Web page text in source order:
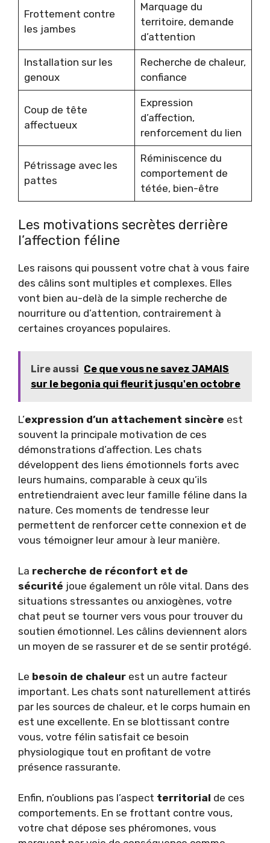
Frottement contre
les jambes
Marquage du
territoire, demande
d’attention
Installation sur les
genoux
Recherche de chaleur,
confiance
Coup de tête
affectueux
Expression
d’affection,
renforcement du lien
Pétrissage avec les
pattes
Réminiscence du
comportement de
tétée, bien-être
Les motivations secrètes derrière
l’affection féline
Les raisons qui poussent votre chat à vous faire
des câlins sont multiples et complexes. Elles
vont bien au-delà de la simple recherche de
nourriture ou d’attention, contrairement à
certaines croyances populaires.
Lire aussi Ce que vous ne savez JAMAIS
sur le begonia qui fleurit jusqu'en octobre
L’expression d’un attachement sincère est
souvent la principale motivation de ces
démonstrations d’affection. Les chats
développent des liens émotionnels forts avec
leurs humains, comparable à ceux qu’ils
entretiendraient avec leur famille féline dans la
nature. Ces moments de tendresse leur
permettent de renforcer cette connexion et de
vous témoigner leur amour à leur manière.
La recherche de réconfort et de
sécurité joue également un rôle vital. Dans des
situations stressantes ou anxiogènes, votre
chat peut se tourner vers vous pour trouver du
soutien émotionnel. Les câlins deviennent alors
un moyen de se rassurer et de se sentir protégé.
Le besoin de chaleur est un autre facteur
important. Les chats sont naturellement attirés
par les sources de chaleur, et le corps humain en
est une excellente. En se blottissant contre
vous, votre félin satisfait ce besoin
physiologique tout en profitant de votre
présence rassurante.
Enfin, n’oublions pas l’aspect territorial de ces
comportements. En se frottant contre vous,
votre chat dépose ses phéromones, vous